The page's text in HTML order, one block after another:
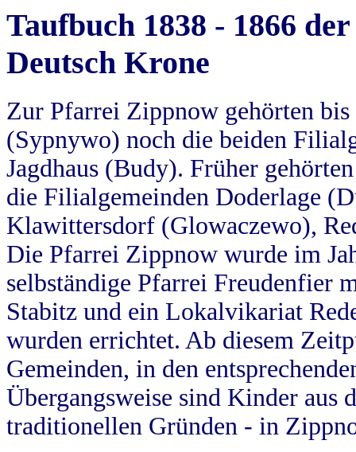
Taufbuch 1838 - 1866
Deutsch Krone
Zur Pfarrei Zippnow gehörten
(Sypnywo) noch die beiden
Jagdhaus (Budy). Früher
die Filialgemeinden Doderlage
Klawittersdorf (Glowaczewo),
Die Pfarrei Zippnow wurde im
selbständige Pfarrei Freudenfier
Stabitz und ein Lokalvikariat
wurden errichtet. Ab diesem
Gemeinden, in den
Übergangsweise sind Kinder aus
traditionellen Gründen - in